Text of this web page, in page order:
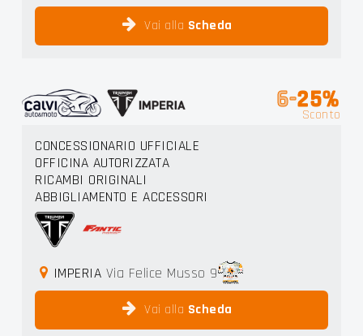
Vai alla Scheda
6-25%
Sconto
CONCESSIONARIO UFFICIALE
OFFICINA AUTORIZZATA
RICAMBI ORIGINALI
ABBIGLIAMENTO E ACCESSORI
IMPERIA Via Felice Musso 9
Vai alla Scheda